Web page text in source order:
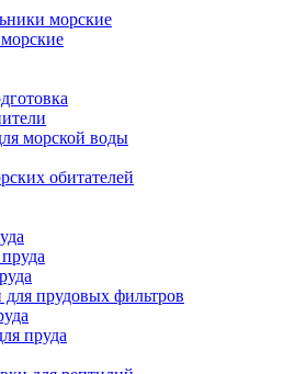
морские
морской воды
обитателей
прудовых фильтров
пруда